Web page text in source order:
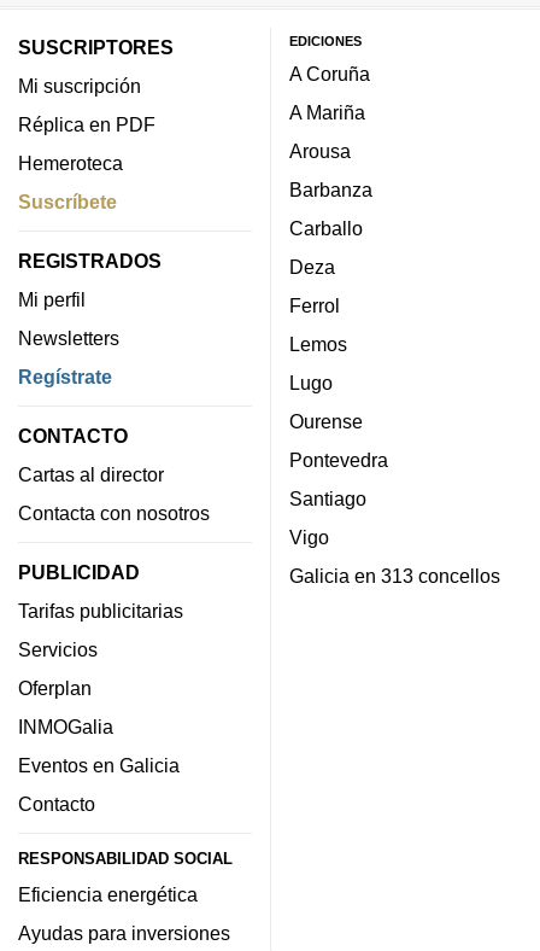
SUSCRIPTORES
Mi suscripción
Réplica en PDF
Hemeroteca
Suscríbete
REGISTRADOS
Mi perfil
Newsletters
Regístrate
CONTACTO
Cartas al director
Contacta con nosotros
PUBLICIDAD
Tarifas publicitarias
Servicios
Oferplan
INMOGalia
Eventos en Galicia
Contacto
RESPONSABILIDAD SOCIAL
Eficiencia energética
Ayudas para inversiones
EDICIONES
A Coruña
A Mariña
Arousa
Barbanza
Carballo
Deza
Ferrol
Lemos
Lugo
Ourense
Pontevedra
Santiago
Vigo
Galicia en 313 concellos